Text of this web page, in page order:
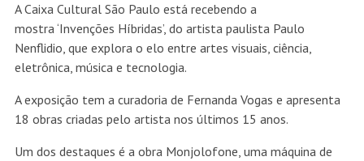
A Caixa Cultural São Paulo está recebendo a
mostra ‘Invenções Híbridas’, do artista paulista Paulo
Nenflidio, que explora o elo entre artes visuais, ciência,
eletrônica, música e tecnologia.
A exposição tem a curadoria de Fernanda Vogas e apresenta
18 obras criadas pelo artista nos últimos 15 anos.
Um dos destaques é a obra Monjolofone, uma máquina de